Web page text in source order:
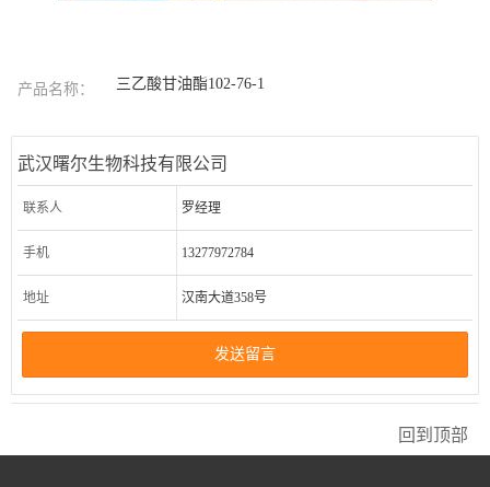
产品名称： 三乙酸甘油酯102-76-1
武汉曙尔生物科技有限公司
联系人 罗经理
手机 13277972784
地址 汉南大道358号
发送留言
回到顶部